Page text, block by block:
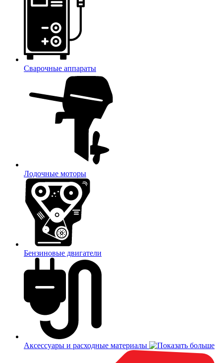
Сварочные аппараты
Лодочные моторы
Бензиновые двигатели
Аксессуары и расходные материалы